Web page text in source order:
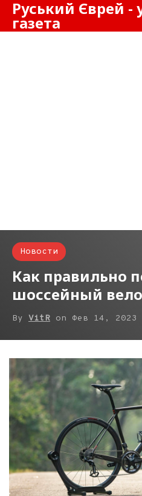
Руський Єврей -
газета
Новости
Как правильно
шоссейный
By VitR on Фев 14, 2023